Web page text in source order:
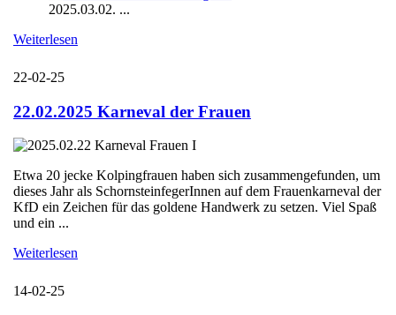
2025.03.02. ...
Weiterlesen
22-02-25
22.02.2025 Karneval der Frauen
Etwa 20 jecke Kolpingfrauen haben sich zusammengefunden, um
dieses Jahr als SchornsteinfegerInnen auf dem Frauenkarneval der
KfD ein Zeichen für das goldene Handwerk zu setzen. Viel Spaß
und ein ...
Weiterlesen
14-02-25